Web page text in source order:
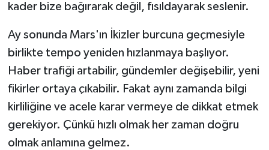
kader bize bağırarak değil, fısıldayarak seslenir.
Ay sonunda Mars'ın İkizler burcuna geçmesiyle
birlikte tempo yeniden hızlanmaya başlıyor.
Haber trafiği artabilir, gündemler değişebilir, yeni
fikirler ortaya çıkabilir. Fakat aynı zamanda bilgi
kirliliğine ve acele karar vermeye de dikkat etmek
gerekiyor. Çünkü hızlı olmak her zaman doğru
olmak anlamına gelmez.